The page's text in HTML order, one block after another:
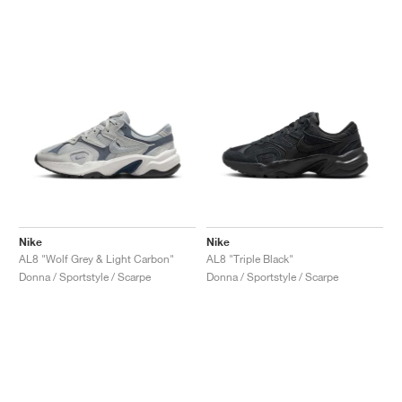
Nike
AL8 "Wolf Grey & Light Carbon"
Donna / Sportstyle / Scarpe
Nike
AL8 "Triple Black"
Donna / Sportstyle / Scarpe